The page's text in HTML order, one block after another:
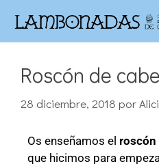
Roscón de
28 diciembre, 2018 por
Os enseñamos el roscón
que hicimos para